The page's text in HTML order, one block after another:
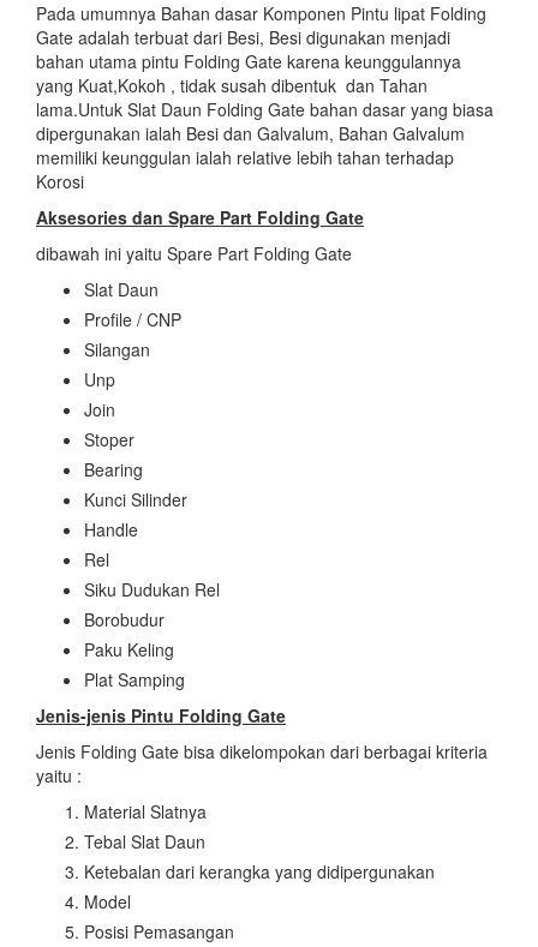
Pada umumnya Bahan dasar Komponen Pintu lipat Folding
Gate adalah terbuat dari Besi, Besi digunakan menjadi
bahan utama pintu Folding Gate karena keunggulannya
yang Kuat,Kokoh , tidak susah dibentuk dan Tahan
lama.Untuk Slat Daun Folding Gate bahan dasar yang biasa
dipergunakan ialah Besi dan Galvalum, Bahan Galvalum
memiliki keunggulan ialah relative lebih tahan terhadap
Korosi
Aksesories dan Spare Part Folding Gate
dibawah ini yaitu Spare Part Folding Gate
Slat Daun
Profile / CNP
Silangan
Unp
Join
Stoper
Bearing
Kunci Silinder
Handle
Rel
Siku Dudukan Rel
Borobudur
Paku Keling
Plat Samping
Jenis-jenis Pintu Folding Gate
Jenis Folding Gate bisa dikelompokan dari berbagai kriteria
yaitu :
Material Slatnya
Tebal Slat Daun
Ketebalan dari kerangka yang didipergunakan
Model
Posisi Pemasangan